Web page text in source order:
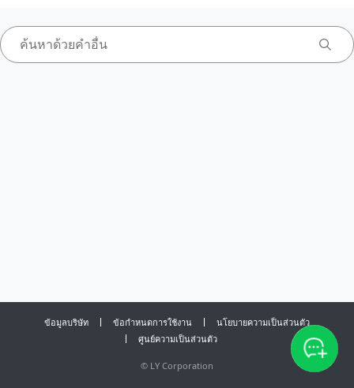
ข้อมูลบริษัท ข้อกำหนดการใช้งาน
นโยบายความเป็นส่วนตัว
ศูนย์ความเป็นส่วนตัว
© LY Corporation